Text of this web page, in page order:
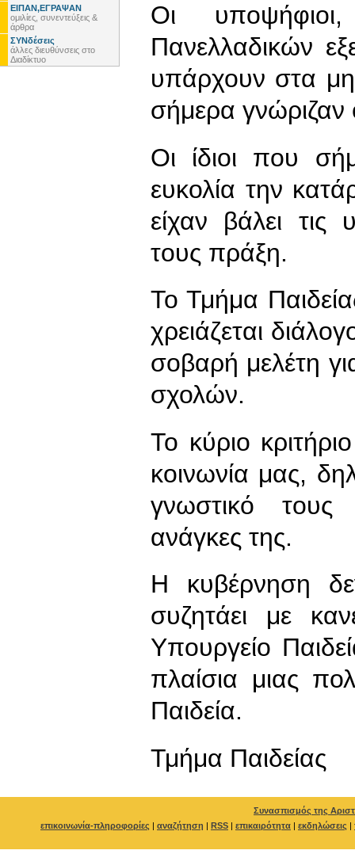
ΕΙΠΑΝ,ΕΓΡΑΨΑΝ
ομιλίες, συνεντεύξεις &
άρθρα
ΣΥΝδέσεις
άλλες διευθύνσεις στο
Διαδίκτυο
Οι
Πανελλαδικών
υπάρχουν στα
σήμερα γνώριζαν
Οι ίδιοι που
ευκολία την
είχαν βάλει τις
τους πράξη.
Το Τμήμα
χρειάζεται
σοβαρή μελέτη
σχολών.
Το κύριο
κοινωνία μας,
γνωστικό τους
ανάγκες της.
Η κυβέρνηση
συζητάει με
Υπουργείο
πλαίσια μιας
Παιδεία.
Τμήμα Παιδείας
Συνασπισμός της
επικοινωνία-πληροφορίες | αναζήτηση | RSS | επικαιρότητα | εκδηλώσεις |